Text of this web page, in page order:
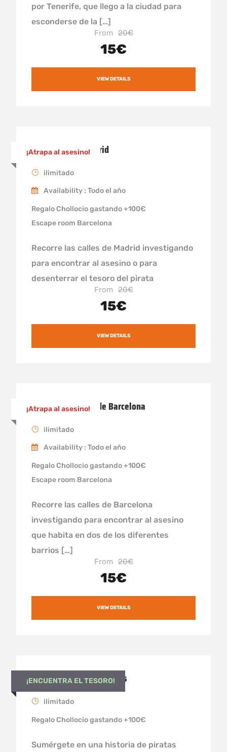
por Tenerife, que llego a la ciudad para
esconderse de la […]
From 20€
15€
VIEW DETAILS
¡Atrapa al asesino!
Buscando por Madrid
ilimitado
Availability : Todo el año
Regalo Chollocio gastando +100€
Escape room Barcelona
Recorre las calles de Madrid investigando
para encontrar al asesino o para
desenterrar el tesoro del pirata
From 20€
15€
VIEW DETAILS
¡Atrapa al asesino!
Atrapa al asesino de Barcelona
ilimitado
Availability : Todo el año
Regalo Chollocio gastando +100€
Escape room Barcelona
Recorre las calles de Barcelona
investigando para encontrar al asesino
que habita en dos de los diferentes
barrios […]
From 20€
15€
VIEW DETAILS
¡ENCUENTRA EL TESORO!
Escape room de aventuras
ilimitado
Regalo Chollocio gastando +100€
Sumérgete en una historia de piratas